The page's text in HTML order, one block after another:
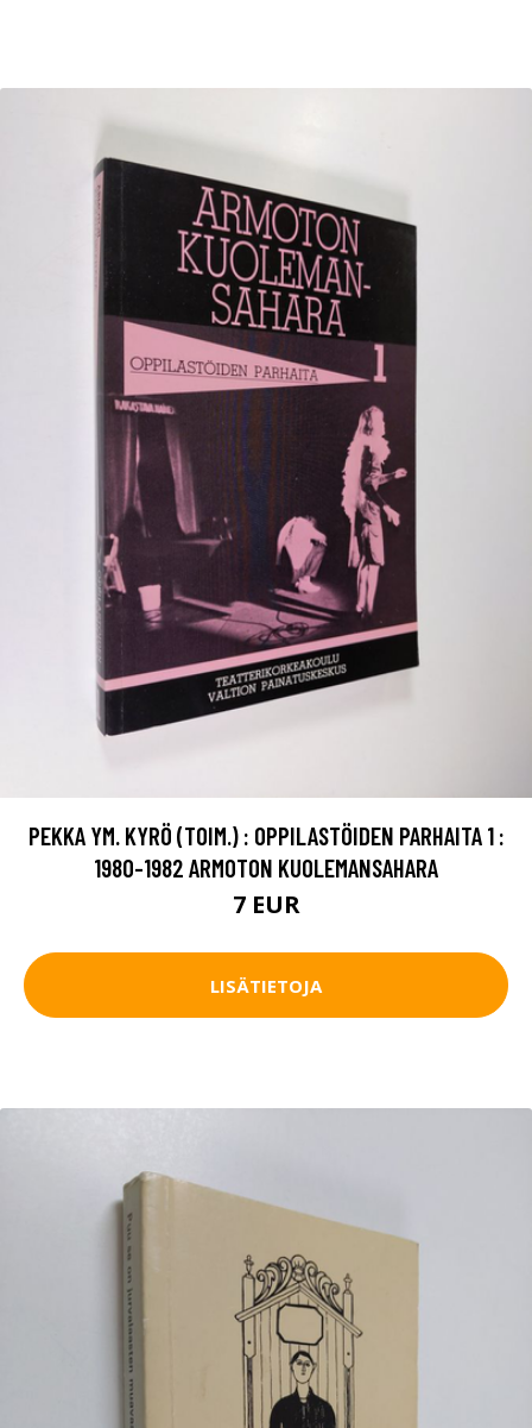
PEKKA YM. KYRÖ (TOIM.) : OPPILASTÖIDEN PARHAITA 1 :
1980-1982 ARMOTON KUOLEMANSAHARA
7 EUR
LISÄTIETOJA